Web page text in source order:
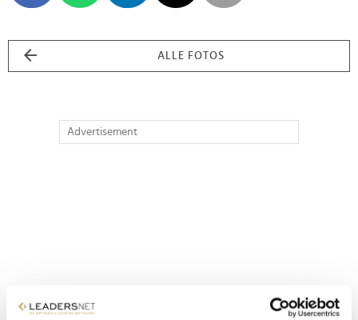
ALLE FOTOS
Advertisement